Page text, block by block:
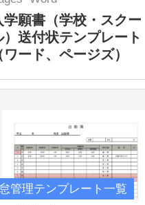
学願書（学校・スクー
）送付状テンプレート
ワード、ページズ）
管理テンプレート一覧